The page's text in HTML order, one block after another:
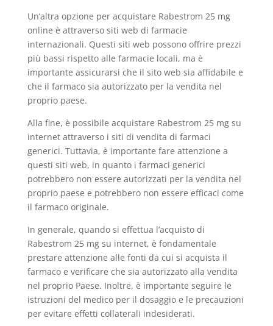
Un’altra opzione per acquistare Rabestrom 25 mg
online è attraverso siti web di farmacie
internazionali. Questi siti web possono offrire prezzi
più bassi rispetto alle farmacie locali, ma è
importante assicurarsi che il sito web sia affidabile e
che il farmaco sia autorizzato per la vendita nel
proprio paese.
Alla fine, è possibile acquistare Rabestrom 25 mg su
internet attraverso i siti di vendita di farmaci
generici. Tuttavia, è importante fare attenzione a
questi siti web, in quanto i farmaci generici
potrebbero non essere autorizzati per la vendita nel
proprio paese e potrebbero non essere efficaci come
il farmaco originale.
In generale, quando si effettua l’acquisto di
Rabestrom 25 mg su internet, è fondamentale
prestare attenzione alle fonti da cui si acquista il
farmaco e verificare che sia autorizzato alla vendita
nel proprio Paese. Inoltre, è importante seguire le
istruzioni del medico per il dosaggio e le precauzioni
per evitare effetti collaterali indesiderati.